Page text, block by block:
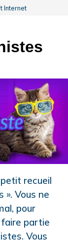
Internet
recueil
». Vous ne
pour
partie
Vous